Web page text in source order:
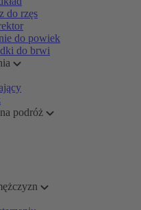
do rzęs
do powiek
do brwi
podróż